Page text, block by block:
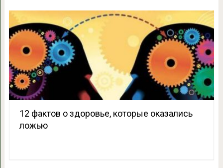
12 фактов о здоровье, которые оказались
ложью